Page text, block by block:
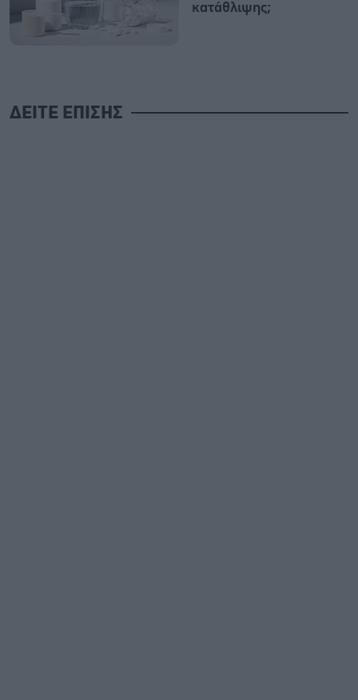
κατάθλιψης;
ΔΕΙΤΕ ΕΠΙΣΗΣ